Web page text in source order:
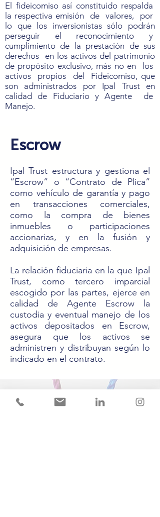
El fideicomiso así constituido respalda
la respectiva emisión de valores, por
lo que los inversionistas sólo podrán
perseguir el reconocimiento y
cumplimiento de la prestación de sus
derechos en los activos del patrimonio
de propósito exclusivo, más no en los
activos propios del Fideicomiso, que
son administrados por Ipal Trust en
calidad de Fiduciario y Agente de
Manejo.
Escrow
Ipal Trust estructura y gestiona el
“Escrow” o “Contrato de Plica”
como vehículo de garantía y pago
en transacciones comerciales,
como la compra de bienes
inmuebles o participaciones
accionarias, y en la fusión y
adquisición de empresas.
La relación fiduciaria en la que Ipal
Trust, como tercero imparcial
escogido por las partes, ejerce en
calidad de Agente Escrow la
custodia y eventual manejo de los
activos depositados en Escrow,
asegura que los activos se
administren y distribuyan según lo
indicado en el contrato​.